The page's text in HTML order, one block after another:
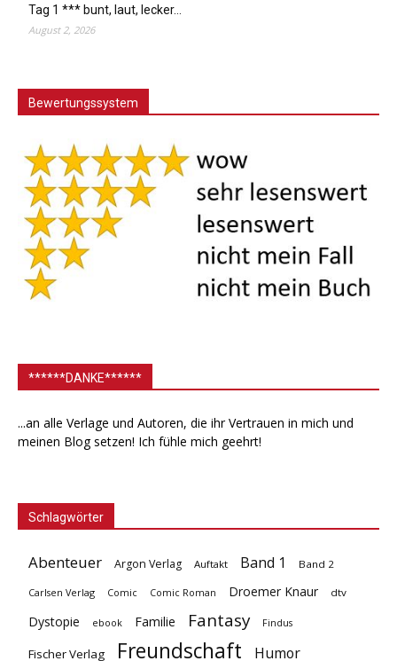
Tag 1 *** bunt, laut, lecker…
August 2, 2026
Bewertungssystem
******DANKE******
...an alle Verlage und Autoren, die ihr Vertrauen in mich und
meinen Blog setzen! Ich fühle mich geehrt!
Schlagwörter
Abenteuer Argon Verlag Auftakt Band 1 Band 2
Carlsen Verlag Comic Comic Roman Droemer Knaur dtv
Dystopie ebook Familie Fantasy Findus
Fischer Verlag Freundschaft Humor